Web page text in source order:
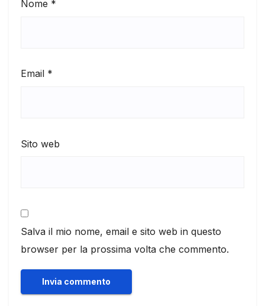
Nome *
Email *
Sito web
Salva il mio nome, email e sito web in questo
browser per la prossima volta che commento.